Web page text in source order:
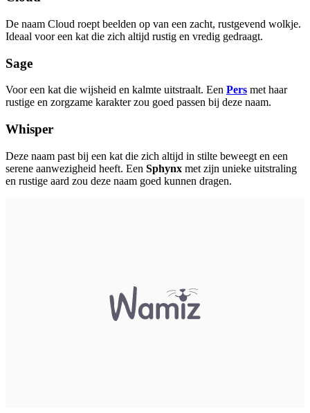
De naam Cloud roept beelden op van een zacht, rustgevend wolkje.
Ideaal voor een kat die zich altijd rustig en vredig gedraagt.
Sage
Voor een kat die wijsheid en kalmte uitstraalt. Een Pers met haar
rustige en zorgzame karakter zou goed passen bij deze naam.
Whisper
Deze naam past bij een kat die zich altijd in stilte beweegt en een
serene aanwezigheid heeft. Een Sphynx met zijn unieke uitstraling
en rustige aard zou deze naam goed kunnen dragen.